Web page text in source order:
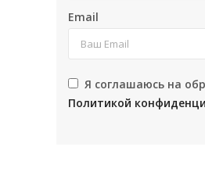
Email
Я соглашаюсь на
Политикой